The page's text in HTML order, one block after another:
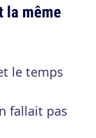
la même
le temps
fallait pas